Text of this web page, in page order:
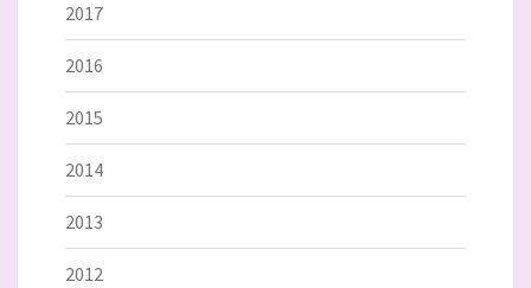
2017
2016
2015
2014
2013
2012